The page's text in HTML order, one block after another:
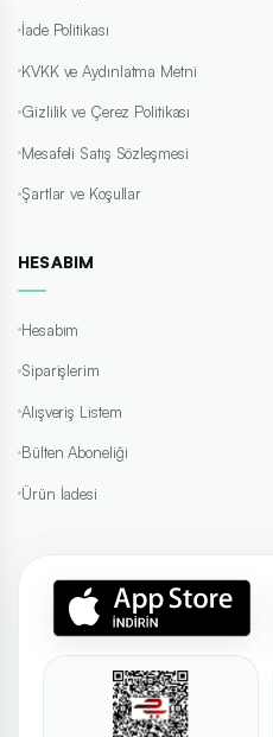
İade Politikası
KVKK ve Aydınlatma Metni
Gizlilik ve Çerez Politikası
Mesafeli Satış Sözleşmesi
Şartlar ve Koşullar
HESABIM
Hesabım
Siparişlerim
Alışveriş Listem
Bülten Aboneliği
Ürün İadesi